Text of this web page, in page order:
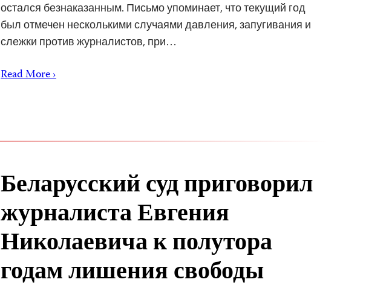
остался безнаказанным. Письмо упоминает, что текущий год
был отмечен несколькими случаями давления, запугивания и
слежки против журналистов, при…
Read More ›
Беларусский суд приговорил
журналиста Евгения
Николаевича к полутора
годам лишения свободы